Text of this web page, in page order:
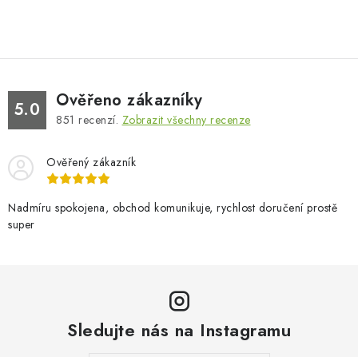
5.0 Ověřeno zákazníky
851 recenzí. Zobrazit všechny recenze
Ověřený zákazník
Nadmíru spokojena, obchod komunikuje, rychlost doručení prostě
super
Sledujte nás na Instagramu